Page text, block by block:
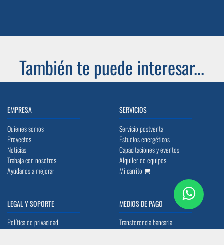
También te puede interesar...
EMPRESA
Quienes somos
Proyectos
Noticias
Trabaja con nosotros
Ayúdanos a mejorar
SERVICIOS
Servicio postventa
Estudios energéticos
Capacitaciones y eventos
Alquiler de equipos
Mi carrito
LEGAL Y SOPORTE
Política de privacidad
Política de cookies
MEDIOS DE PAGO
Transferencia bancaria
Tarjetas débito y crédito